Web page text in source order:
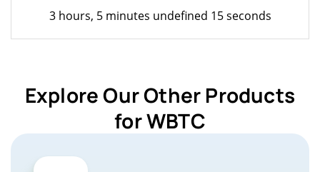
3 hours, 5 minutes undefined 15 seconds
Explore Our Other Products
for WBTC